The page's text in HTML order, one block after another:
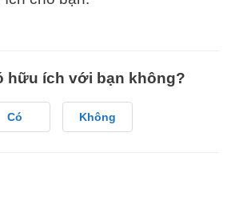
hữu ích với bạn không?
Có Không